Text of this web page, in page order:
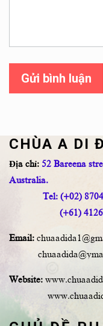
Gửi bình luận
CHÙA A DI
Địa chỉ: 52 Bareena
Australia.
Tel: (+02)
(+61)
Email:
Website: